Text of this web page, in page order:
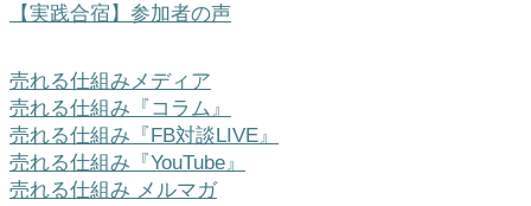
【実践合宿】参加者の声
売れる仕組みメディア
売れる仕組み『コラム』
売れる仕組み『FB対談LIVE』
売れる仕組み『YouTube』
売れる仕組み メルマガ